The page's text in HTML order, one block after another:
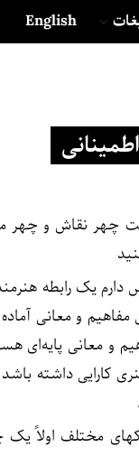
English
چهر نقاش و چهر
دارم یک رابطه
و معانی آماده
و معانی پایه‌ای
کارایی داشته
مختلف اولاً